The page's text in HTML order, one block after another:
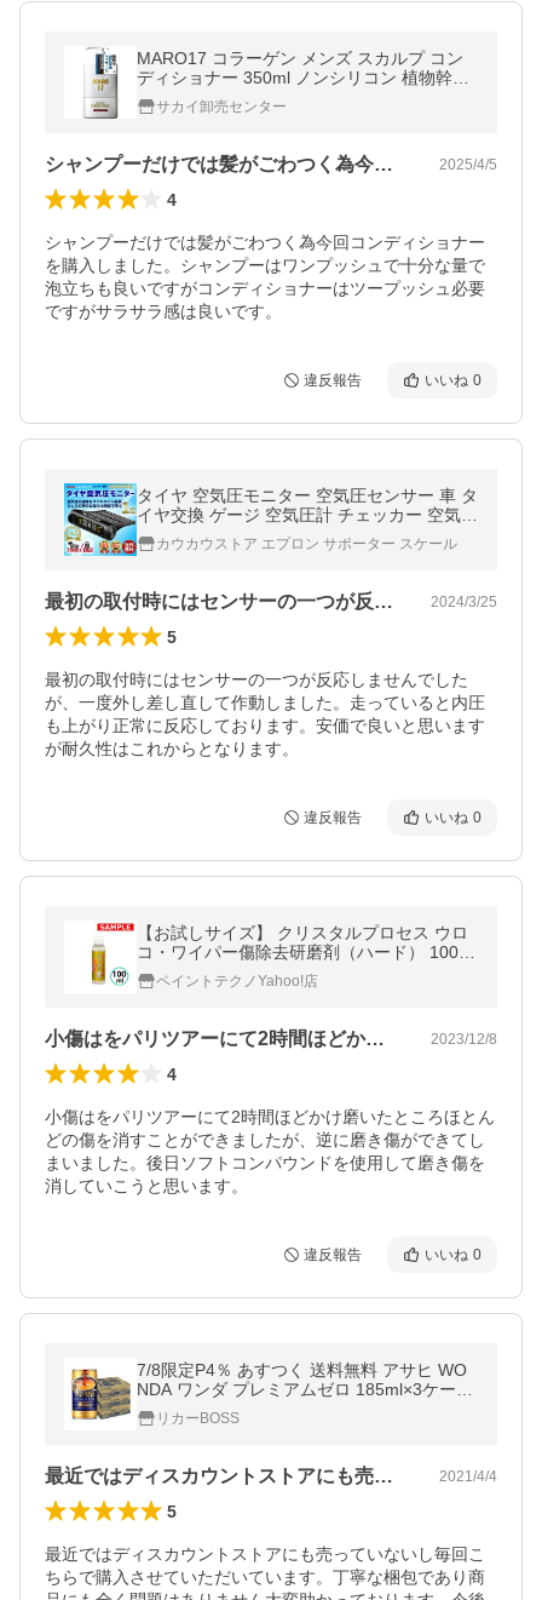
MARO17 コラーゲン メンズ スカルプ コン
ディショナー 350ml ノンシリコン 植物幹細
胞 スカルプケア
サカイ卸売センター
シャンプーだけでは髪がごわつく為今回コ… 2025/4/5
4
シャンプーだけでは髪がごわつく為今回コンディショナー
を購入しました。シャンプーはワンプッシュで十分な量で
泡立ちも良いですがコンディショナーはツープッシュ必要
ですがサラサラ感は良いです。
違反報告 いいね 0
タイヤ 空気圧モニター 空気圧センサー 車 タ
イヤ交換 ゲージ 空気圧計 チェッカー 空気圧
計 爆買
カウカウストア エプロン サポーター スケール
最初の取付時にはセンサーの一つが反応し… 2024/3/25
5
最初の取付時にはセンサーの一つが反応しませんでした
が、一度外し差し直して作動しました。走っていると内圧
も上がり正常に反応しております。安価で良いと思います
が耐久性はこれからとなります。
違反報告 いいね 0
【お試しサイズ】 クリスタルプロセス ウロ
コ・ワイパー傷除去研磨剤（ハード） 100ml
フロントガラス ガラスキズ 鱗 車 自動車
ペイントテクノYahoo!店
小傷はをパリツアーにて2時間ほどかけ磨… 2023/12/8
4
小傷はをパリツアーにて2時間ほどかけ磨いたところほとん
どの傷を消すことができましたが、逆に磨き傷ができてし
まいました。後日ソフトコンパウンドを使用して磨き傷を
消していこうと思います。
違反報告 いいね 0
7/8限定P4％ あすつく 送料無料 アサヒ WO
NDA ワンダ プレミアムゼロ 185ml×3ケース/
90本リカーBOSS
最近ではディスカウントストアにも売って… 2021/4/4
5
最近ではディスカウントストアにも売っていないし毎回こ
ちらで購入させていただいています。丁寧な梱包であり商